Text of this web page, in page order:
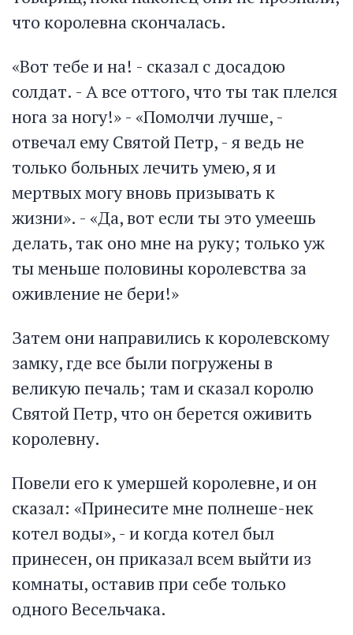
что королевна скончалась.
«Вот тебе и на! - сказал с досадою
солдат. - А все оттого, что ты так плелся
нога за ногу!» - «Помолчи лучше, -
отвечал ему Святой Петр, - я ведь не
только больных лечить умею, я и
мертвых могу вновь призывать к
жизни». - «Да, вот если ты это умеешь
делать, так оно мне на руку; только уж
ты меньше половины королевства за
оживление не бери!»
Затем они направились к королевскому
замку, где все были погружены в
великую печаль; там и сказал королю
Святой Петр, что он берется оживить
королевну.
Повели его к умершей королевне, и он
сказал: «Принесите мне полнеше-нек
котел воды», - и когда котел был
принесен, он приказал всем выйти из
комнаты, оставив при себе только
одного Весельчака.